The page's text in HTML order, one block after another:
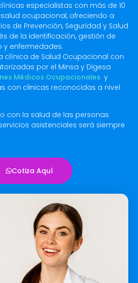
especialistas con más de 10
ocupacional, ofreciendo a
de Prevención, Seguridad y Salud
de la identificación, gestión de
y enfermedades.
clínica de Salud Ocupacional con
por el Minsa y Digesa
Médicos Ocupacionales y
con clinicas reconocidas a nivel
con la salud de las personas
asistenciales será siempre
Cotiza Aquí